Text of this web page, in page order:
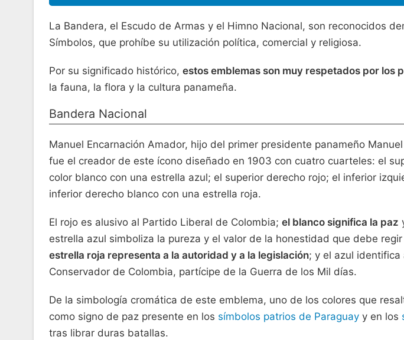
La Bandera, el Escudo de Armas y el Himno Nacional, son reconocidos
Símbolos, que prohíbe su utilización política, comercial y religiosa.
Por su significado histórico, estos emblemas son muy respetados por los
la fauna, la flora y la cultura panameña.
Bandera Nacional
Manuel Encarnación Amador, hijo del primer presidente panameño
fue el creador de este ícono diseñado en 1903 con cuatro cuarteles: el
color blanco con una estrella azul; el superior derecho rojo; el inferior
inferior derecho blanco con una estrella roja.
El rojo es alusivo al Partido Liberal de Colombia; el blanco significa la paz
estrella azul simboliza la pureza y el valor de la honestidad que debe
estrella roja representa a la autoridad y a la legislación; y el azul identifica
Conservador de Colombia, partícipe de la Guerra de los Mil días.
De la simbología cromática de este emblema, uno de los colores que
como signo de paz presente en los símbolos patrios de Paraguayy en los
tras librar duras batallas.